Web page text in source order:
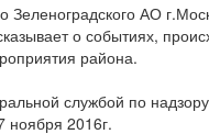
АО
о событиях,
района.
службой по
ноября 2016г.